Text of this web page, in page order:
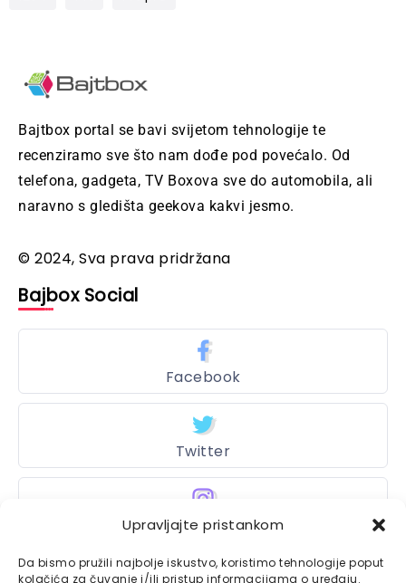
Upravljajte pristankom
Da bismo pružili najbolje iskustvo, koristimo tehnologije poput
kolačića za čuvanje i/ili pristup informacijama o uređaju.
Bajtbox portal se bavi svijetom tehnologije te
recenziramo sve što nam dođe pod povećalo. Od
telefona, gadgeta, TV Boxova sve do automobila, ali
naravno s gledišta geekova kakvi jesmo.
© 2024, Sva prava pridržana
Bajbox Social
Facebook
Twitter
Instagram